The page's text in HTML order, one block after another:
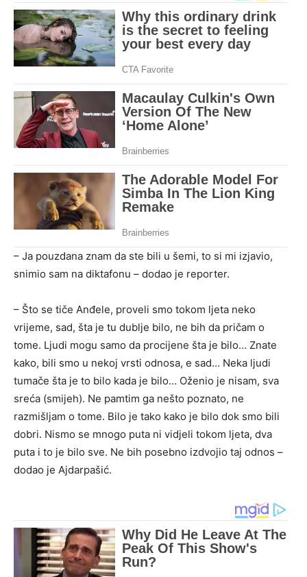
– Ja pouzdana znam da ste bili u šemi, to si mi izjavio,
snimio sam na diktafonu – dodao je reporter.
– Što se tiče Anđele, proveli smo tokom ljeta neko
vrijeme, sad, šta je tu dublje bilo, ne bih da pričam o
tome. Ljudi mogu samo da procijene šta je bilo… Znate
kako, bili smo u nekoj vrsti odnosa, e sad… Neka ljudi
tumače šta je to bilo kada je bilo… Oženio je nisam, sva
sreća (smijeh). Ne pamtim ga nešto poznato, ne
razmišljam o tome. Bilo je tako kako je bilo dok smo bili
dobri. Nismo se mnogo puta ni vidjeli tokom ljeta, dva
puta i to je bilo sve. Ne bih posebno izdvojio taj odnos –
dodao je Ajdarpašić.